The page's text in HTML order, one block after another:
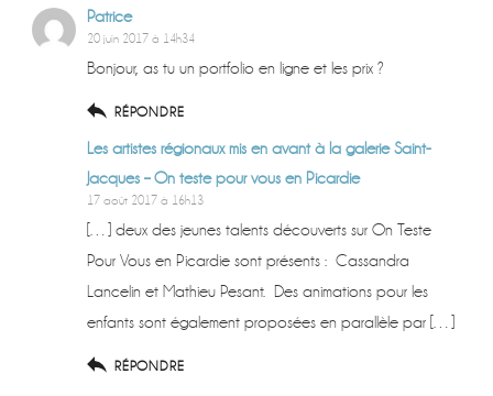
Patrice
20 juin 2017 à 14h34
Bonjour, as tu un portfolio en ligne et les prix ?
RÉPONDRE
Les artistes régionaux mis en avant à la galerie Saint-
Jacques – On teste pour vous en Picardie
17 août 2017 à 16h13
[…] deux des jeunes talents découverts sur On Teste
Pour Vous en Picardie sont présents : Cassandra
Lancelin et Mathieu Pesant. Des animations pour les
enfants sont également proposées en parallèle par […]
RÉPONDRE